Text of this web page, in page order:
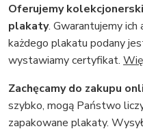
Oferujemy
plakaty. Gwarantujemy
każdego plakatu podany
wystawiamy certyfikat.
Zachęcamy do zakupu
szybko, mogą Państwo
zapakowane plakaty.